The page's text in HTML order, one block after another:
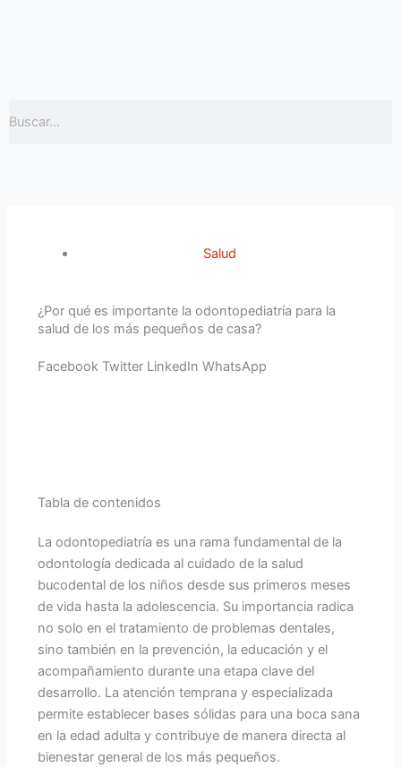
Salud
¿Por qué es importante la odontopediatría para la
salud de los más pequeños de casa?
Facebook Twitter LinkedIn WhatsApp
Tabla de contenidos
La odontopediatría es una rama fundamental de la
odontología dedicada al cuidado de la salud
bucodental de los niños desde sus primeros meses
de vida hasta la adolescencia. Su importancia radica
no solo en el tratamiento de problemas dentales,
sino también en la prevención, la educación y el
acompañamiento durante una etapa clave del
desarrollo. La atención temprana y especializada
permite establecer bases sólidas para una boca sana
en la edad adulta y contribuye de manera directa al
bienestar general de los más pequeños.